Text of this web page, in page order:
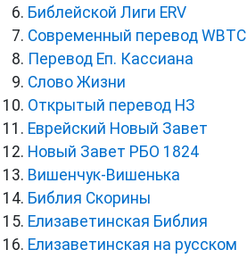
Библейской Лиги ERV
Cовременный перевод WBTC
Перевод Еп. Кассиана
Слово Жизни
Открытый перевод НЗ
Еврейский Новый Завет
Новый Завет РБО 1824
Вишенчук-Вишенька
Библия Скорины
Елизаветинская Библия
Елизаветинская на русском